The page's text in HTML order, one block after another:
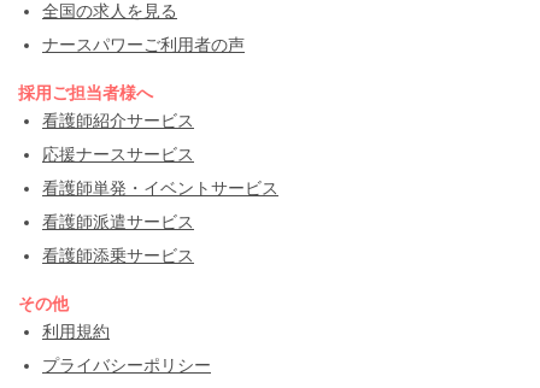
全国の求人を見る
ナースパワーご利用者の声
採用ご担当者様へ
看護師紹介サービス
応援ナースサービス
看護師単発・イベントサービス
看護師派遣サービス
看護師添乗サービス
その他
利用規約
プライバシーポリシー